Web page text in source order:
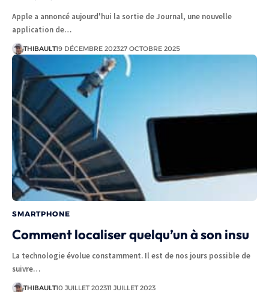
Apple a annoncé aujourd'hui la sortie de Journal, une nouvelle
application de…
THIBAULT19 DÉCEMBRE 202327 OCTOBRE 2025
SMARTPHONE
Comment localiser quelqu’un à son insu
La technologie évolue constamment. Il est de nos jours possible de
suivre…
THIBAULT10 JUILLET 202311 JUILLET 2023